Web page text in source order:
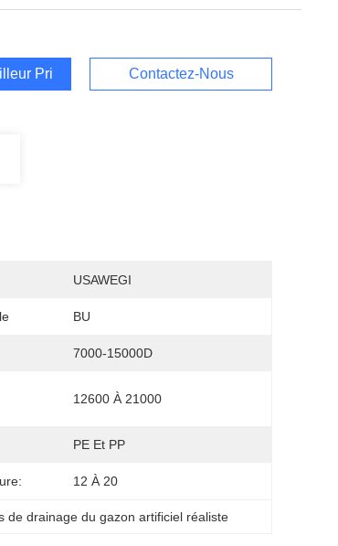
Prix Contactez-Nous
USAWEGI
BU
7000-15000D
12600 À 21000
PE Et PP
12 À 20
de drainage du gazon artificiel réaliste